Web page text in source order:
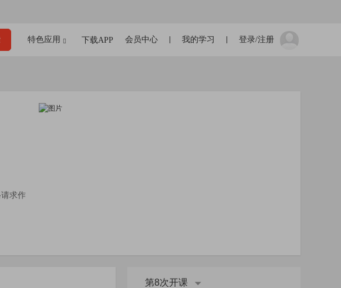
特色应用 下载APP 登录/注册
我的学习
会员中心
求作
第8次开课